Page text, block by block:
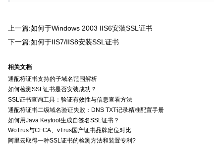
上一篇:如何于Windows 2003 IIS6安装SSL证书
下一篇:如何于IIS7/IIS8安装SSL证书
相关文档
通配符证书支持的子域名范围解析
如何检测SSL证书是否安装成功？
SSL证书查询工具：验证有效性与信息查看方法
通配符证书二级域名验证失败：DNS TXT记录精准配置手册
如何用Java Keytool生成自签名SSL证书？
WoTrus与CFCA、vTrus国产证书品牌定位对比
阿里云取得一种SSL证书的检测方法和装置专利?